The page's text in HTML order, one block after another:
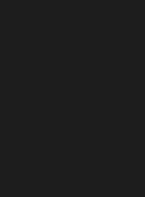
would like to hear from